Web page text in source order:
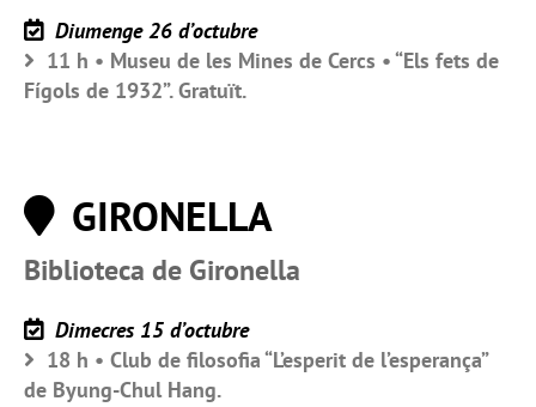
Diumenge 26 d’octubre
11 h • Museu de les Mines de Cercs • “Els fets de
Fígols de 1932”. Gratuït.
GIRONELLA
Biblioteca de Gironella
Dimecres 15 d’octubre
18 h • Club de filosofia “L’esperit de l’esperança”
de Byung-Chul Hang.